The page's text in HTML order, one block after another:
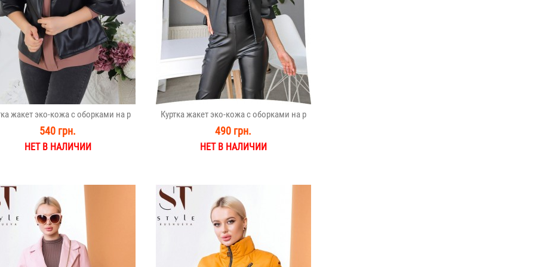
жакет эко-кожа с оборками на р
540 грн.
НЕТ В НАЛИЧИИ
Куртка жакет эко-кожа с оборками на р
490 грн.
НЕТ В НАЛИЧИИ